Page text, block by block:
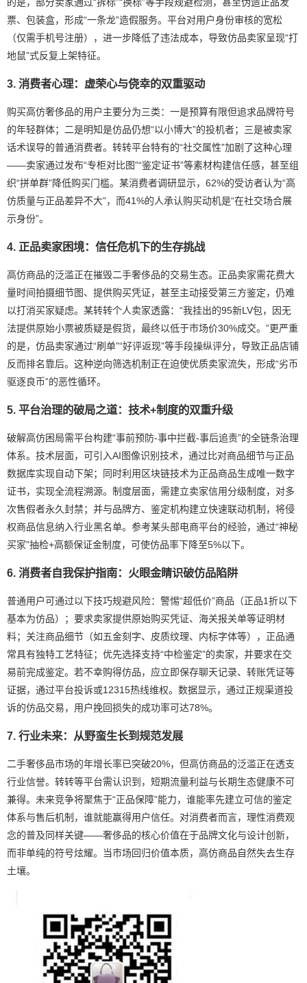
票、包装盒，形成“一条龙”造假服务。平台对用户身份审核的宽松
（仅需手机号注册），进一步降低了违法成本，导致仿品卖家呈现“打
地鼠”式反复上架特征。
3. 消费者心理：虚荣心与侥幸的双重驱动
购买高仿奢侈品的用户主要分为三类：一是预算有限但追求品牌符号
的年轻群体；二是明知是仿品仍想“以小博大”的投机者；三是被卖家
话术误导的普通消费者。转转平台特有的“社交属性”加剧了这种心理
——卖家通过发布“专柜对比图”“鉴定证书”等素材构建信任感，甚至组
织“拼单群”降低购买门槛。某消费者调研显示，62%的受访者认为“高
仿质量与正品差异不大”，而41%的人承认购买动机是“在社交场合展
示身份”。
4. 正品卖家困境：信任危机下的生存挑战
高仿商品的泛滥正在摧毁二手奢侈品的交易生态。正品卖家需花费大
量时间拍摄细节图、提供购买凭证，甚至主动接受第三方鉴定，仍难
以打消买家疑虑。某转转个人卖家透露：“我挂出的95新LV包，因无
法提供原始小票被质疑是假货，最终以低于市场价30%成交。”更严重
的是，仿品卖家通过“刷单”“好评返现”等手段操纵评分，导致正品店铺
反而排名靠后。这种逆向筛选机制正在迫使优质卖家流失，形成“劣币
驱逐良币”的恶性循环。
5. 平台治理的破局之道：技术+制度的双重升级
破解高仿困局需平台构建“事前预防-事中拦截-事后追责”的全链条治理
体系。技术层面，可引入AI图像识别技术，通过比对商品细节与正品
数据库实现自动下架；同时利用区块链技术为正品商品生成唯一数字
证书，实现全流程溯源。制度层面，需建立卖家信用分级制度，对多
次售假者永久封禁；并与品牌方、鉴定机构建立快速联动机制，将侵
权商品信息纳入行业黑名单。参考某头部电商平台的经验，通过“神秘
买家”抽检+高额保证金制度，可使仿品率下降至5%以下。
6. 消费者自我保护指南：火眼金睛识破仿品陷阱
普通用户可通过以下技巧规避风险：警惕“超低价”商品（正品1折以下
基本为仿品）；要求卖家提供原始购买凭证、海关报关单等证明材
料；关注商品细节（如五金刻字、皮质纹理、内标字体等），正品通
常具有独特工艺特征；优先选择支持“中检鉴定”的卖家，并要求在交
易前完成鉴定。若不幸购得仿品，应立即保存聊天记录、转账凭证等
证据，通过平台投诉或12315热线维权。数据显示，通过正规渠道投
诉的仿品交易，用户挽回损失的成功率可达78%。
7. 行业未来：从野蛮生长到规范发展
二手奢侈品市场的年增长率已突破20%，但高仿商品的泛滥正在透支
行业信誉。转转等平台需认识到，短期流量利益与长期生态健康不可
兼得。未来竞争将聚焦于“正品保障”能力，谁能率先建立可信的鉴定
体系与售后机制，谁就能赢得用户信任。对消费者而言，理性消费观
念的普及同样关键——奢侈品的核心价值在于品牌文化与设计创新，
而非单纯的符号炫耀。当市场回归价值本质，高仿商品自然失去生存
土壤。